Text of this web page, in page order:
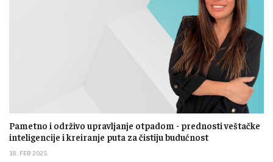
Pametno i održivo upravljanje otpadom - prednosti veštačke
inteligencije i kreiranje puta za čistiju budućnost
18. FEB 2025.